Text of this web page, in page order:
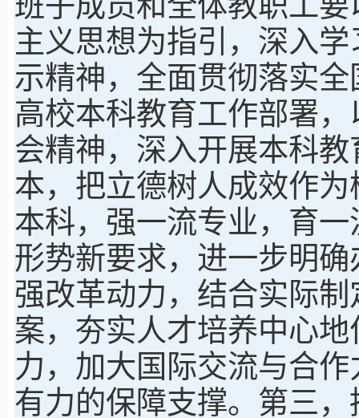
主义思想为指引，深入
示精神，全面贯彻落实
高校本科教育工作部署
会精神，深入开展本科
本，把立德树人成效作
本科，强一流专业，育
形势新要求，进一步明
强改革动力，结合实际
案，夯实人才培养中心
力，加大国际交流与合
有力的保障支撑。第三